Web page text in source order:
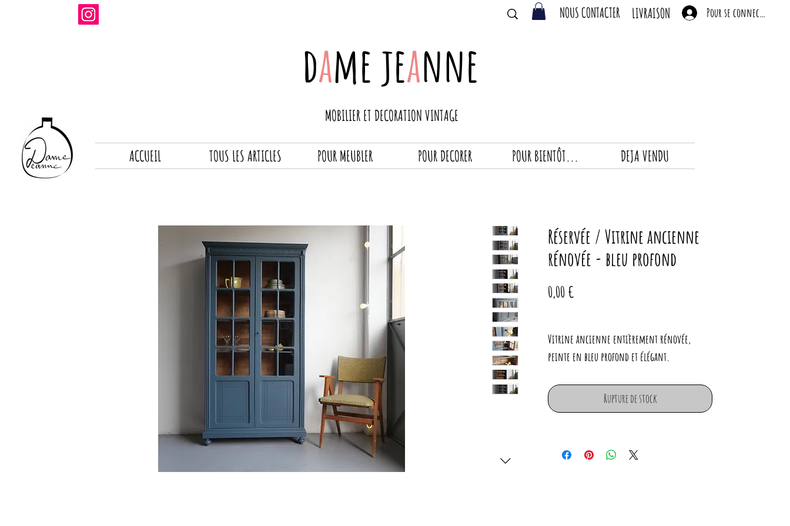
NOUS CONTACTER LIVRAISON Pour se connecter
Réservée / Vitrine ancienne
rénovée - bleu profond
0,00 €
Vitrine ancienne entièrement rénovée,
peinte en bleu profond et élégant.
valeur vaisselle ou objet déco.
L'intérieur bois apporte chaleur et
Serrure d'origine fonctionnelle
Rupture de stock
dame jeanne
ACCUEIL TOUS LES ARTICLES POUR MEUBLER POUR DECORER POUR BIENTÔT... DEJA VENDU
MOBILIER ET DECORATION VINTAGE